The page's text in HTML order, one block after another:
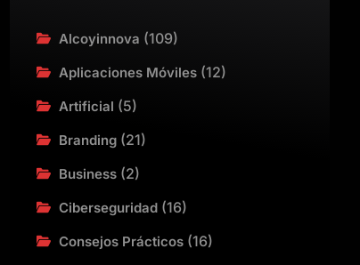
Alcoyinnova (109)
Aplicaciones Móviles(12)
Artificial (5)
Branding(21)
Business(2)
Ciberseguridad(16)
Consejos Prácticos(16)